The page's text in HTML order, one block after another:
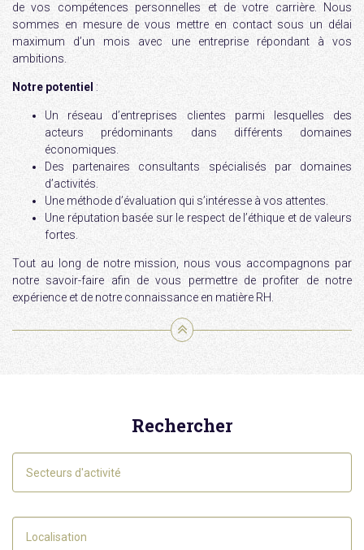
de vos compétences personnelles et de votre carrière. Nous
sommes en mesure de vous mettre en contact sous un délai
maximum d’un mois avec une entreprise répondant à vos
ambitions.
Notre potentiel :
Un réseau d’entreprises clientes parmi lesquelles des
acteurs prédominants dans différents domaines
économiques.
Des partenaires consultants spécialisés par domaines
d’activités.
Une méthode d’évaluation qui s’intéresse à vos attentes.
Une réputation basée sur le respect de l’éthique et de valeurs
fortes.
Tout au long de notre mission, nous vous accompagnons par
notre savoir-faire afin de vous permettre de profiter de notre
expérience et de notre connaissance en matière RH.
Rechercher